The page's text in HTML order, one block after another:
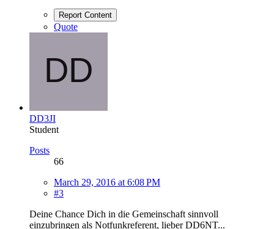
Report Content
Quote
DD3JI
Student
Posts
66
March 29, 2016 at 6:08 PM
#3
Deine Chance Dich in die Gemeinschaft sinnvoll
einzubringen als Notfunkreferent, lieber DD6NT...